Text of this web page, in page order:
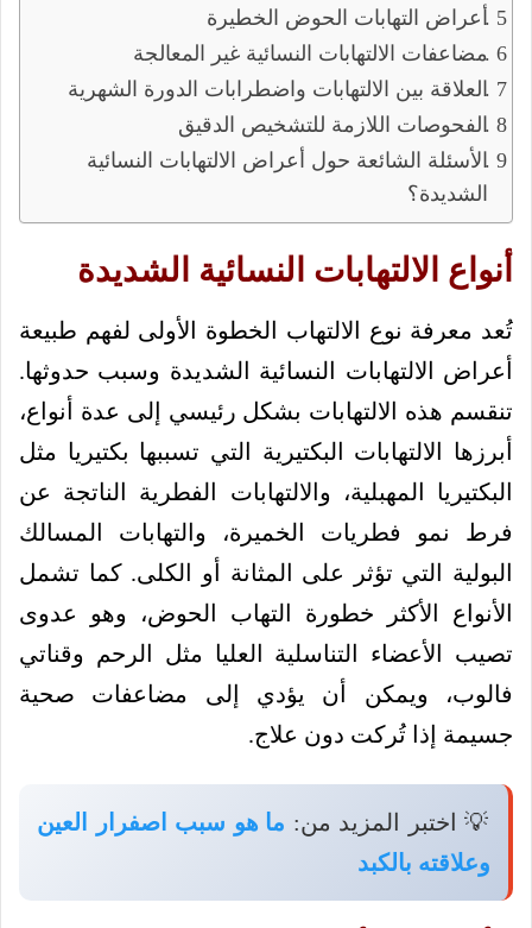
أعراض التهابات الحوض الخطيرة
مضاعفات الالتهابات النسائية غير المعالجة
العلاقة بين الالتهابات واضطرابات الدورة الشهرية
الفحوصات اللازمة للتشخيص الدقيق
الأسئلة الشائعة حول أعراض الالتهابات النسائية
الشديدة؟
أنواع الالتهابات النسائية الشديدة
تُعد معرفة نوع الالتهاب الخطوة الأولى لفهم طبيعة
أعراض الالتهابات النسائية الشديدة وسبب حدوثها.
تنقسم هذه الالتهابات بشكل رئيسي إلى عدة أنواع،
أبرزها الالتهابات البكتيرية التي تسببها بكتيريا مثل
البكتيريا المهبلية، والالتهابات الفطرية الناتجة عن
فرط نمو فطريات الخميرة، والتهابات المسالك
البولية التي تؤثر على المثانة أو الكلى. كما تشمل
الأنواع الأكثر خطورة التهاب الحوض، وهو عدوى
تصيب الأعضاء التناسلية العليا مثل الرحم وقناتي
فالوب، ويمكن أن يؤدي إلى مضاعفات صحية
جسيمة إذا تُركت دون علاج.
💡 اختبر المزيد من: ما هو سبب اصفرار العين
وعلاقته بالكبد